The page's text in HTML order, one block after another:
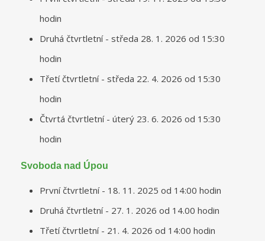
hodin
Druhá čtvrtletní - středa 28. 1. 2026 od 15:30
hodin
Třetí čtvrtletní - středa 22. 4. 2026 od 15:30
hodin
Čtvrtá čtvrtletní - úterý 23. 6. 2026 od 15:30
hodin
Svoboda nad Úpou
První čtvrtletní - 18. 11. 2025 od 14:00 hodin
Druhá čtvrtletní - 27. 1. 2026 od 14.00 hodin
Třetí čtvrtletní - 21. 4. 2026 od 14:00 hodin